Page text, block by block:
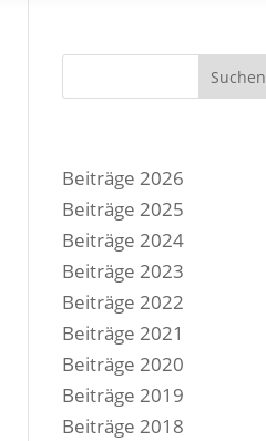
Suchen
Beiträge 2026
Beiträge 2025
Beiträge 2024
Beiträge 2023
Beiträge 2022
Beiträge 2021
Beiträge 2020
Beiträge 2019
Beiträge 2018